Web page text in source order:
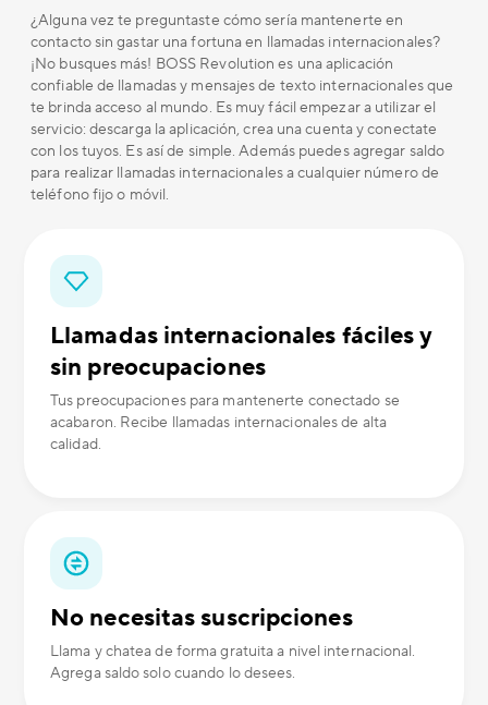
¿Alguna vez te preguntaste cómo sería mantenerte en
contacto sin gastar una fortuna en llamadas internacionales?
¡No busques más! BOSS Revolution es una aplicación
confiable de llamadas y mensajes de texto internacionales que
te brinda acceso al mundo. Es muy fácil empezar a utilizar el
servicio: descarga la aplicación, crea una cuenta y conectate
con los tuyos. Es así de simple. Además puedes agregar saldo
para realizar llamadas internacionales a cualquier número de
teléfono fijo o móvil.
Llamadas internacionales fáciles y
sin preocupaciones
Tus preocupaciones para mantenerte conectado se
acabaron. Recibe llamadas internacionales de alta
calidad.
No necesitas suscripciones
Llama y chatea de forma gratuita a nivel internacional.
Agrega saldo solo cuando lo desees.